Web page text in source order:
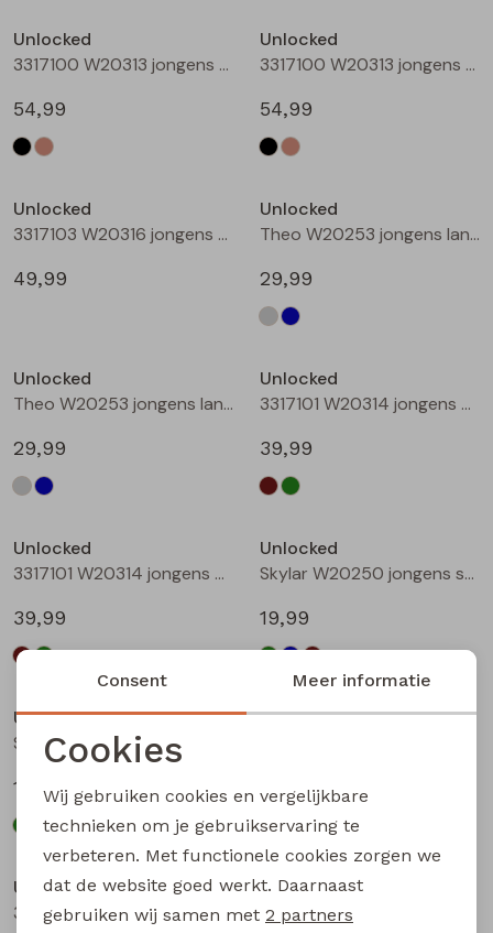
Bermuda's
Unlocked
3317100 W20313 jongens buiten jack Zwart
54,99
Unlocked
3317100 W20313 jongens buiten jack Taupe
54,99
Unlocked
3317103 W20316 jongens buiten jack Camel
49,99
Unlocked
Theo W20253 jongens lange broek Denim grey
29,99
Unlocked
Theo W20253 jongens lange broek Denim
29,99
Unlocked
3317101 W20314 jongens buiten jack Bruin
39,99
Unlocked
3317101 W20314 jongens buiten jack Bottle
39,99
Unlocked
Skylar W20250 jongens sweatshirt Groen licht
19,99
Unlocked
19,99
Unlocked
19,99
Unlocked
3317600 W20332 jongens T-shirt lm Mint
Unlocked
Noodzakelijke cookies
Analytische cookies
Marketing cookies
Consent Meer informatie
Cookies
Wij gebruiken cookies en vergelijkbare
technieken om je gebruikservaring te
verbeteren. Met functionele cookies zorgen we
dat de website goed werkt. Daarnaast
gebruiken wij samen met 2 partners